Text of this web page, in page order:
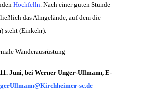
Hochfelln. Nach einer guten Stunde
das Almgelände, auf dem die
steht (Einkehr).
Wanderausrüstung
Juni, bei Werner Unger-Ullmann,E-
sc.de